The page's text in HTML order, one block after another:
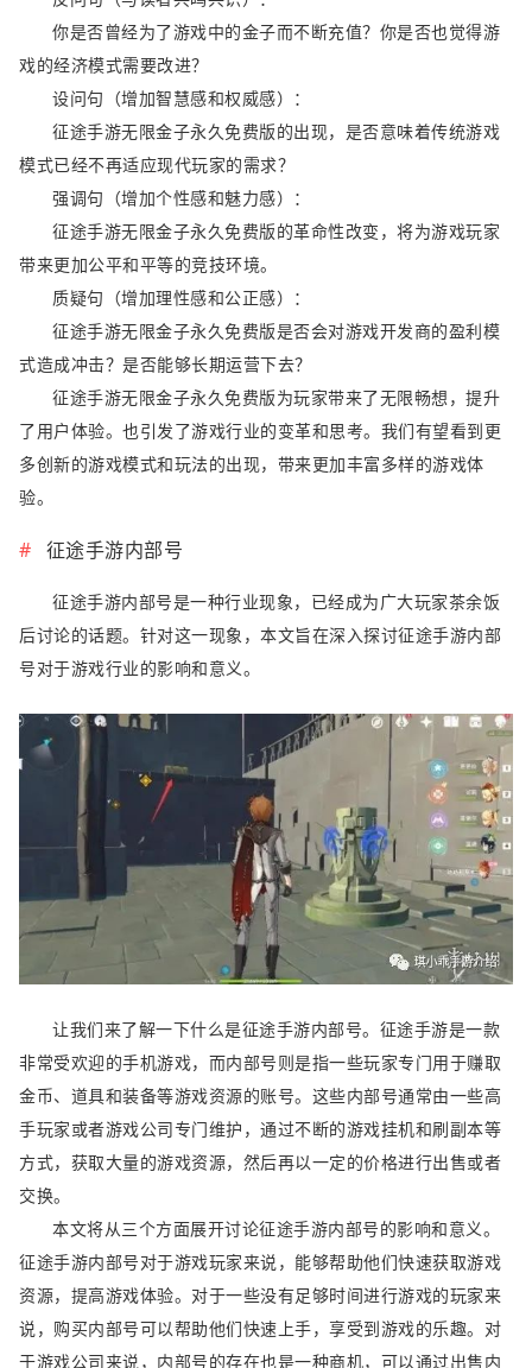
你是否曾经为了游戏中的金子而不断充值？你是否也觉得游
戏的经济模式需要改进？
设问句（增加智慧感和权威感）：
征途手游无限金子永久免费版的出现，是否意味着传统游戏
模式已经不再适应现代玩家的需求？
强调句（增加个性感和魅力感）：
征途手游无限金子永久免费版的革命性改变，将为游戏玩家
带来更加公平和平等的竞技环境。
质疑句（增加理性感和公正感）：
征途手游无限金子永久免费版是否会对游戏开发商的盈利模
式造成冲击？是否能够长期运营下去？
征途手游无限金子永久免费版为玩家带来了无限畅想，提升
了用户体验。也引发了游戏行业的变革和思考。我们有望看到更
多创新的游戏模式和玩法的出现，带来更加丰富多样的游戏体
验。
征途手游内部号
征途手游内部号是一种行业现象，已经成为广大玩家茶余饭
后讨论的话题。针对这一现象，本文旨在深入探讨征途手游内部
号对于游戏行业的影响和意义。
让我们来了解一下什么是征途手游内部号。征途手游是一款
非常受欢迎的手机游戏，而内部号则是指一些玩家专门用于赚取
金币、道具和装备等游戏资源的账号。这些内部号通常由一些高
手玩家或者游戏公司专门维护，通过不断的游戏挂机和刷副本等
方式，获取大量的游戏资源，然后再以一定的价格进行出售或者
交换。
本文将从三个方面展开讨论征途手游内部号的影响和意义。
征途手游内部号对于游戏玩家来说，能够帮助他们快速获取游戏
资源，提高游戏体验。对于一些没有足够时间进行游戏的玩家来
说，购买内部号可以帮助他们快速上手，享受到游戏的乐趣。对
于游戏公司来说，内部号的存在也是一种商机，可以通过出售内